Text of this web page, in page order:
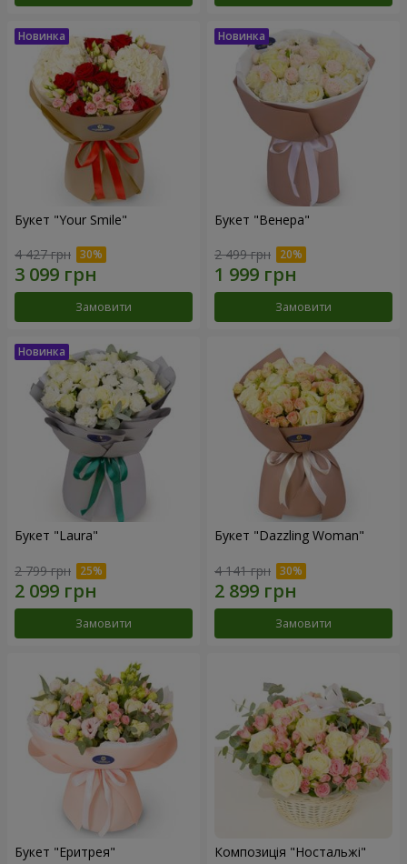
Букет "Your Smile"
4 427 грн
Замовити
Букет "Венера"
2 499 грн
Замовити
Букет "Laura"
2 799 грн
Замовити
Букет "Dazzling Woman"
4 141 грн
Замовити
Букет "Еритрея" Композиція "Ностальжі"